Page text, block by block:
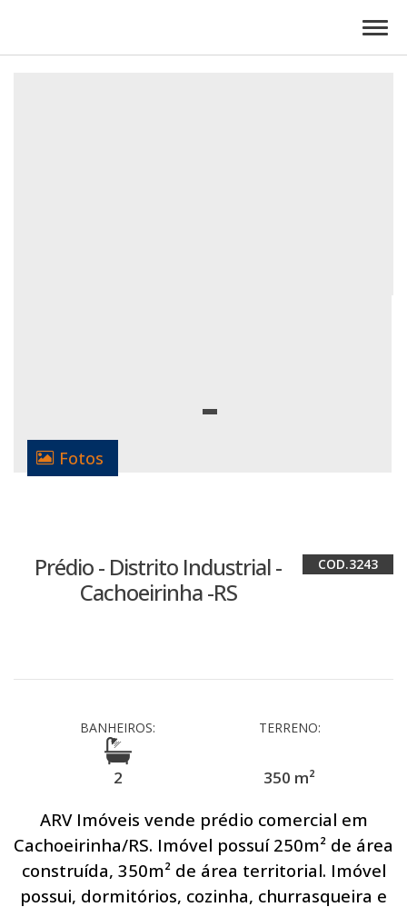
Fotos
Prédio - Distrito Industrial -
Cachoeirinha -RS
3243
BANHEIROS:
2
TERRENO:
350 m²
ARV Imóveis vende prédio comercial em
Cachoeirinha/RS. Imóvel possuí 250m² de área
construída, 350m² de área territorial. Imóvel
possui, dormitórios, cozinha, churrasqueira e